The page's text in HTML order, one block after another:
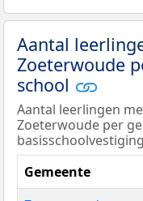
Aantal
Zoeterwoude
school
Aantal leerlingen
Zoeterwoude per
Gemeente